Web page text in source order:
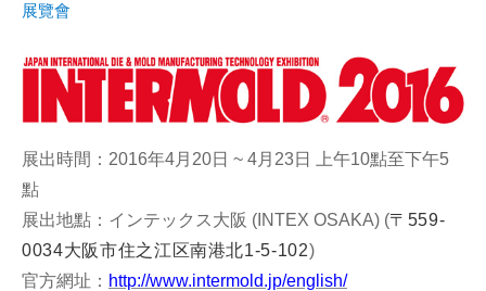
展覽會
展出時間：2016年4月20日 ~ 4月23日 上午10點至下午5
點
展出地點：インテックス大阪 (INTEX OSAKA) (〒559-
0034大阪市住之江区南港北1-5-102)
官方網址： http://www.intermold.jp/english/